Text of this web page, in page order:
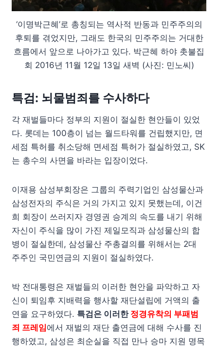
‘이명박근혜’로 총칭되는 역사적 반동과 민주주의의
후퇴를 겪었지만, 그래도 한국의 민주주의는 거대한
흐름에서 앞으로 나아가고 있다. 박근혜 하야 촛불집
회 2016년 11월 12일 13일 새벽 (사진: 민노씨)
특검: 뇌물범죄를 수사하다
각 재벌들마다 정부의 지원이 절실한 현안들이 있었
다. 롯데는 100층이 넘는 월드타워를 건립했지만, 면
세점 특허를 취소당해 면세점 특허가 절실하였고, SK
는 총수의 사면을 바라는 입장이었다.
이재용 삼성부회장은 그룹의 주력기업인 삼성물산과
삼성전자의 주식은 거의 가지고 있지 못했는데, 이건
희 회장이 쓰러지자 경영권 승계의 속도를 내기 위해
자신이 주식을 많이 가진 제일모직과 삼성물산의 합
병이 절실한데, 삼성물산 주총결의를 위해서는 2대
주주인 국민연금의 지원이 절실하였다.
박 전대통령은 재벌들의 이러한 현안을 파악하고 자
신이 퇴임후 지배력을 행사할 재단설립에 거액의 출
연을 요구하였다. 특검은 이러한 정경유착의 부패범
죄 프레임에서 재벌의 재단 출연금에 대해 수사를 진
행하였고, 삼성은 최순실을 직접 만나 승마 지원 명목